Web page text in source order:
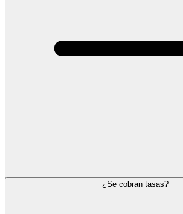
¿Se cobran tasas?